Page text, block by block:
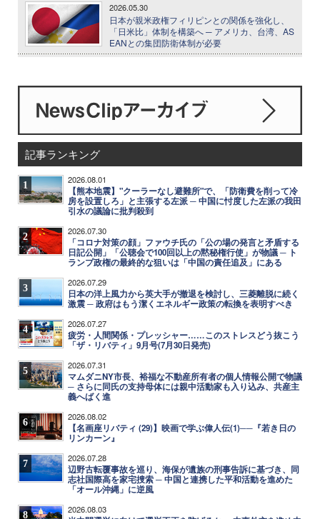
2026.05.30
日本が親米政権フィリピンとの関係を強化し、
「日米比」体制を構築へ ─ アメリカ、台湾、AS
EANとの集団防衛体制が必要
記事ランキング
1 2026.08.01
【熊本地震】"クーラーなし避難所"で、「防衛費を削って冷
房を設置しろ」と主張する左派 ─ 中国に忖度した左派の我田
引水の議論に批判殺到
2 2026.07.30
「コロナ対策の顔」ファウチ氏の「公の場の発言と矛盾する
日記公開」「公聴会で100回以上の黙秘権行使」が物議 ─ ト
ランプ政権の最終的な狙いは「中国の責任追及」にある
3 2026.07.29
日本の洋上風力から英大手が撤退を検討し、三菱離脱に続く
激震 ─ 政府はもう潔くエネルギー政策の転換を表明すべき
4 2026.07.27
疲労・人間関係・プレッシャー……このストレスどう抜こう
「ザ・リバティ」9月号(7月30日発売)
5 2026.07.31
マムダニNY市長、裕福な不動産所有者の個人情報公開で物議
─ さらに同氏の支持母体には親中活動家も入り込み、共産主
義へばく進
6 2026.08.02
【名画座リバティ (29)】映画で学ぶ偉人伝(1)──『若き日の
リンカーン』
7 2026.07.28
辺野古転覆事故を巡り、海保が遺族の刑事告訴に基づき、同
志社国際高を家宅捜索 ─ 中国と連携した平和活動を進めた
「オール沖縄」に逆風
8 2026.08.03